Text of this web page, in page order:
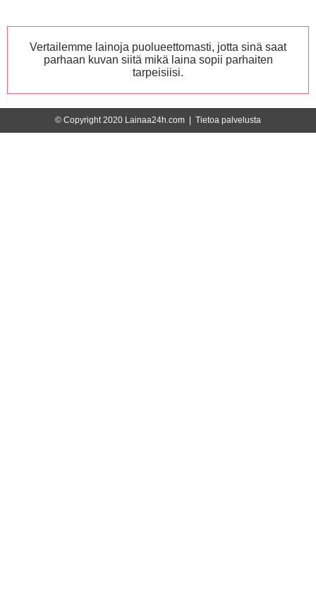
Vertailemme lainoja puolueettomasti, jotta sinä saat
parhaan kuvan siitä mikä laina sopii parhaiten
tarpeisiisi.
© Copyright 2020 Lainaa24h.com | Tietoa palvelusta